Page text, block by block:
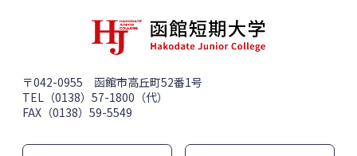
〒042-0955 函館市高丘町52番1号
TEL（0138）57-1800（代）
FAX（0138）59-5549